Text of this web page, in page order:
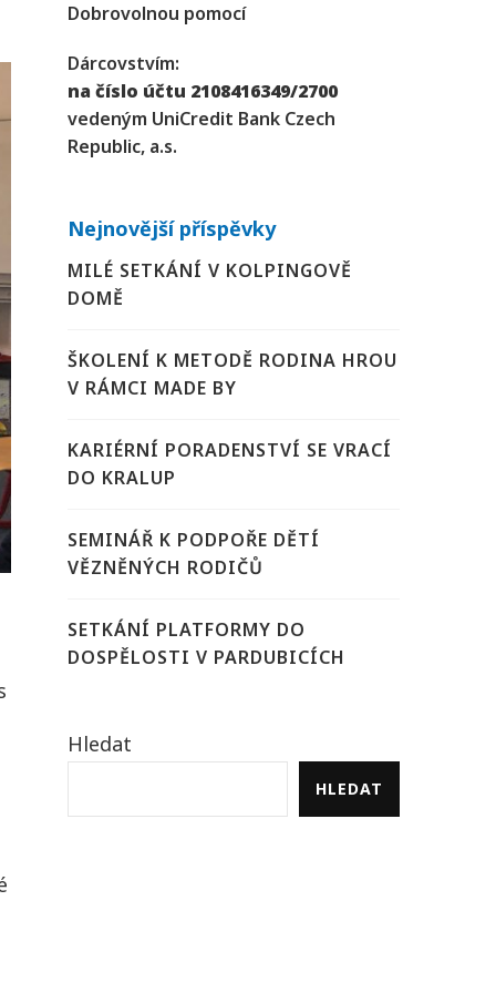
Dobrovolnou pomocí
Dárcovstvím:
na číslo účtu 2108416349/2700
vedeným UniCredit Bank Czech
Republic, a.s.
Nejnovější příspěvky
MILÉ SETKÁNÍ V KOLPINGOVĚ
DOMĚ
ŠKOLENÍ K METODĚ RODINA HROU
V RÁMCI MADE BY
KARIÉRNÍ PORADENSTVÍ SE VRACÍ
DO KRALUP
SEMINÁŘ K PODPOŘE DĚTÍ
VĚZNĚNÝCH RODIČŮ
SETKÁNÍ PLATFORMY DO
DOSPĚLOSTI V PARDUBICÍCH
Hledat
HLEDAT